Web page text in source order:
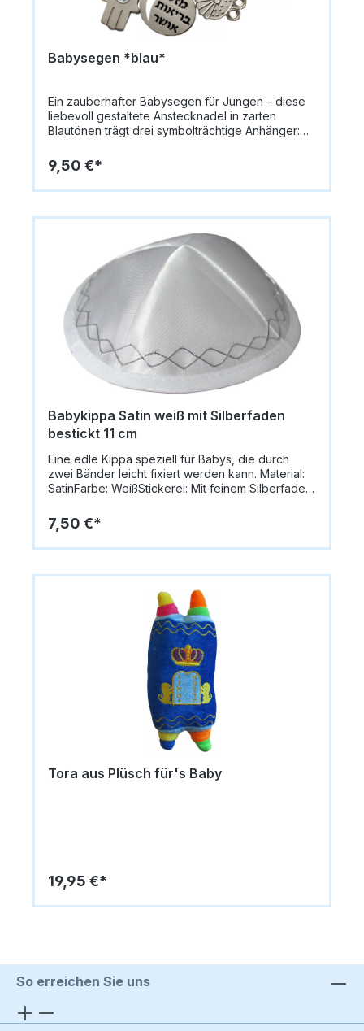
Babysegen *blau*
Ein zauberhafter Babysegen für Jungen – diese
liebevoll gestaltete Anstecknadel in zarten
Blautönen trägt drei symbolträchtige Anhänger:
Granatapfel mit Segensspruch, eine Chamsa und
eine zierliche Schleife. Sie ist ein traditionelles
Schutz- und Segenssymbol, das Freude und
cmFarbe: Blau / Hellblau mit silberfarbenen
AkzentenMaterial: MetallAnhänger: Kinderwagen,
Granatapfel mit Segensspruch, Chamsa und
SchleifeIdeal als Geschenk zur Geburt, Brit Mila
oder Babynamensfeier Die angehängten
Symbole können von der Abbildung abweichen
Ein schönes jüdisches Geschenk, das Glück und
Schutz symbolisiert – besonders beliebt bei
jungen Familien die traditionelle Judaica mit
moderner Gestaltung verbinden.
9,50 €*
Babykippa Satin weiß mit Silberfaden
bestickt 11 cm
Eine edle Kippa speziell für Babys, die durch
zwei Bänder leicht fixiert werden kann. Material:
SatinFarbe: WeißStickerei: Mit feinem Silberfaden
Bändern zum FestbindenIdeal für besondere
Anlässe wie Brit Mila oder andere Familienfeiern.
7,50 €*
Tora aus Plüsch für's Baby
19,95 €*
So erreichen Sie uns